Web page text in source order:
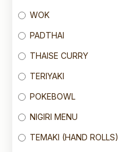
WOK
PADTHAI
THAISE CURRY
TERIYAKI
POKEBOWL
NIGIRI MENU
TEMAKI (HAND ROLLS)